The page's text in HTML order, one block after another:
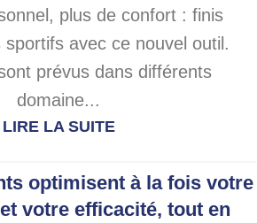
plus de confort : finis
sportifs avec ce nouvel outil.
prévus dans différents
domaine...
LIRE LA SUITE
optimisent à la fois votre
votre efficacité, tout en